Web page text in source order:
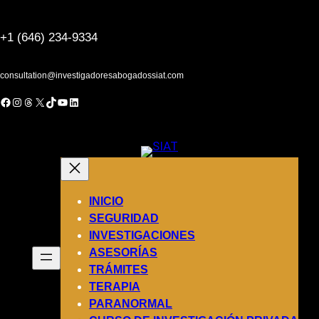
contenido
+1 (646) 234-9334
consultation@investigadoresabogadossiat.com
Facebook Instagram Threads X TikTok YouTube LinkedIn
INICIO
SEGURIDAD
INVESTIGACIONES
ASESORÍAS
TRÁMITES
TERAPIA
PARANORMAL